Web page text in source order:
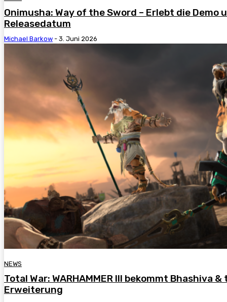
Onimusha: Way of the Sword – Erlebt die Demo
Releasedatum
Michael Barkow - 3. Juni 2026
NEWS
Total War: WARHAMMER III bekommt Bhashiva
Erweiterung